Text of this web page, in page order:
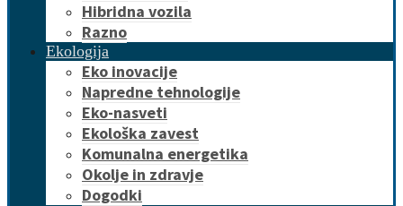
Hibridna vozila
Razno
Ekologija
Eko inovacije
Napredne tehnologije
Eko-nasveti
Ekološka zavest
Komunalna energetika
Okolje in zdravje
Dogodki